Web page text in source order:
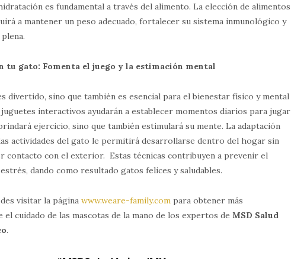
es fundamental a través del alimento. La elección de alimentos
a mantener un peso adecuado, fortalecer su sistema inmunológico y
tu gato: Fomenta el juego y la estimación mental
divertido, sino que también es esencial para el bienestar físico y mental
interactivos ayudarán a establecer momentos diarios para jugar
ejercicio, sino que también estimulará su mente. La adaptación
actividades del gato le permitirá desarrollarse dentro del hogar sin
contacto con el exterior. Estas técnicas contribuyen a prevenir el
dando como resultado gatos felices y saludables.
visitar la página www.weare-family.com para obtener más
el cuidado de las mascotas de la mano de los expertos deMSD Salud
.